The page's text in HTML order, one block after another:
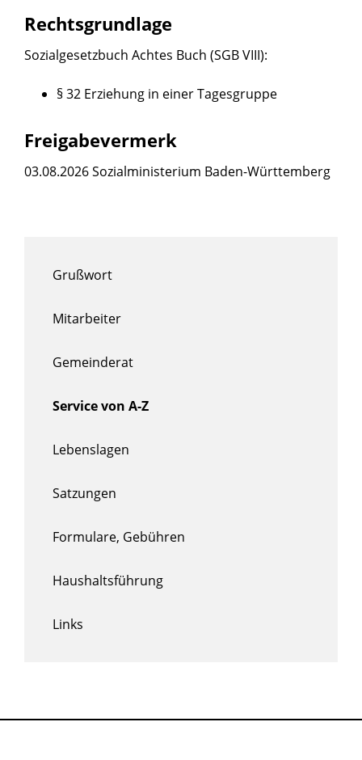
Rechtsgrundlage
Sozialgesetzbuch Achtes Buch (SGB VIII):
§ 32 Erziehung in einer Tagesgruppe
Freigabevermerk
03.08.2026 Sozialministerium Baden-Württemberg
Grußwort
Mitarbeiter
Gemeinderat
Service von A-Z
Lebenslagen
Satzungen
Formulare, Gebühren
Haushaltsführung
Links